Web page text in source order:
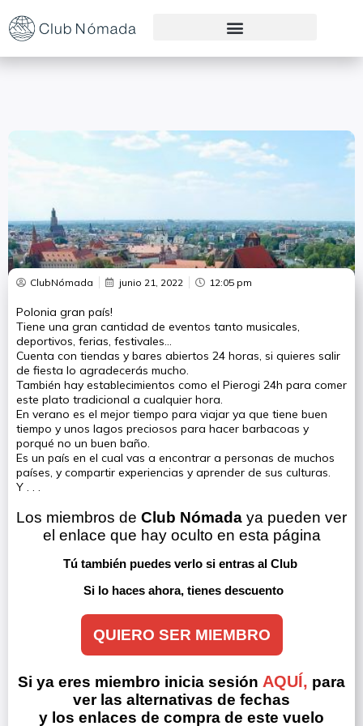
ClubNómada junio 21, 2022 12:05 pm
Polonia gran país!
Tiene una gran cantidad de eventos tanto musicales,
deportivos, ferias, festivales…
Cuenta con tiendas y bares abiertos 24 horas, si quieres salir
de fiesta lo agradecerás mucho.
También hay establecimientos como el Pierogi 24h para comer
este plato tradicional a cualquier hora.
En verano es el mejor tiempo para viajar ya que tiene buen
tiempo y unos lagos preciosos para hacer barbacoas y
porqué no un buen baño.
Es un país en el cual vas a encontrar a personas de muchos
países, y compartir experiencias y aprender de sus culturas.
Y . . .
Los miembros de Club Nómada ya pueden ver
el enlace que hay oculto en esta página
Tú también puedes verlo si entras al Club
Si lo haces ahora, tienes descuento
QUIERO SER MIEMBRO
Si ya eres miembro inicia sesión AQUÍ, para
ver las alternativas de fechas
y los enlaces de compra de este vuelo